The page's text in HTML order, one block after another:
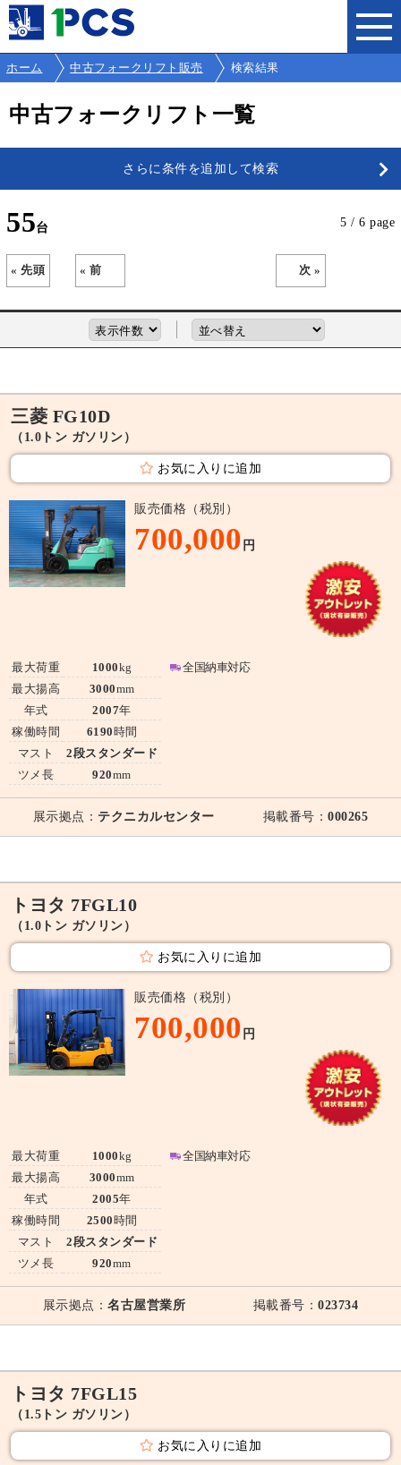
ホーム 中古フォークリフト販売 検索結果
中古フォークリフト一覧
さらに条件を追加して検索
55 5 / 6 page
« 先頭 « 前 次 »
三菱 FG10D
（1.0トン ガソリン）
お気に入りに追加
販売価格（税別）
700,000 円
最大荷重
最大揚高
年式
稼働時間
マスト
ツメ長
1000kg
3000mm
2007年
6190時間
2段スタンダード
920mm
全国納車対応
展示拠点： テクニカルセンター 掲載番号：000265
トヨタ 7FGL10
（1.0トン ガソリン）
お気に入りに追加
販売価格（税別）
700,000 円
最大荷重
最大揚高
年式
稼働時間
マスト
ツメ長
1000kg
3000mm
2005年
2500 時間
2段スタンダード
920mm
全国納車対応
展示拠点：名古屋営業所 掲載番号：023734
トヨタ 7FGL15
（1.5トン ガソリン）
お気に入りに追加